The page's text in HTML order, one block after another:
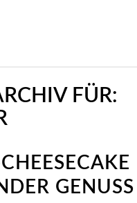
FÜR:
GENUSS